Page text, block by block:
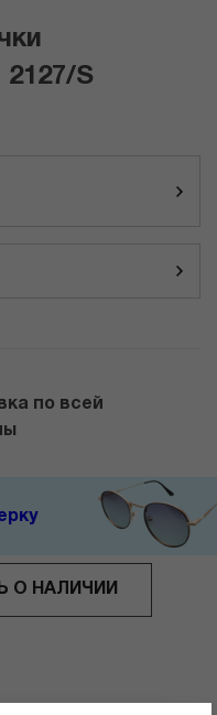
2127/S
О НАЛИЧИИ
по всей